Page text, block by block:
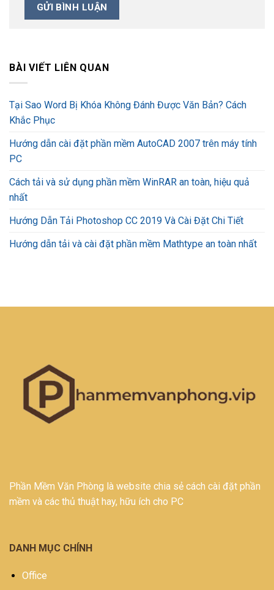
BÀI VIẾT LIÊN QUAN
Tại Sao Word Bị Khóa Không Đánh Được Văn Bản? Cách
Khắc Phục
Hướng dẫn cài đặt phần mềm AutoCAD 2007 trên máy tính
PC
Cách tải và sử dụng phần mềm WinRAR an toàn, hiệu quả
nhất
Hướng Dẫn Tải Photoshop CC 2019 Và Cài Đặt Chi Tiết
Hướng dẫn tải và cài đặt phần mềm Mathtype an toàn nhất
Phần Mềm Văn Phòng là website chia sẻ cách cài đặt phần
mềm và các thủ thuật hay, hữu ích cho PC
DANH MỤC CHÍNH
Office